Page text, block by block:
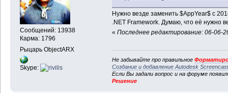
Сообщений: 13938
Карма: 1796
Рыцарь ObjectARX
Skype:
Нужно везде заменить $AppYear$ с
.NET Framework. Думаю, что её нужно
« Последнее редактирование: 06-06-
Не забывайте про правильное
Создание и добавление Autodesk
Если Вы задали вопрос и на форуме
Решение